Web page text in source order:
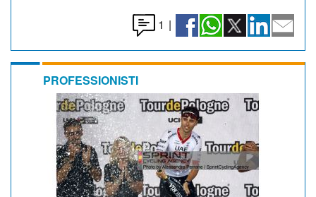
1 |
PROFESSIONISTI